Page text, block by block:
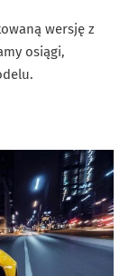
wersję z
osiągi,